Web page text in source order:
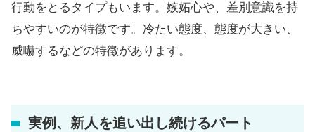
行動をとるタイプもいます。嫉妬心や、差別意識を持
ちやすいのが特徴です。冷たい態度、態度が大きい、
威嚇するなどの特徴があります。
実例、新人を追い出し続けるパート